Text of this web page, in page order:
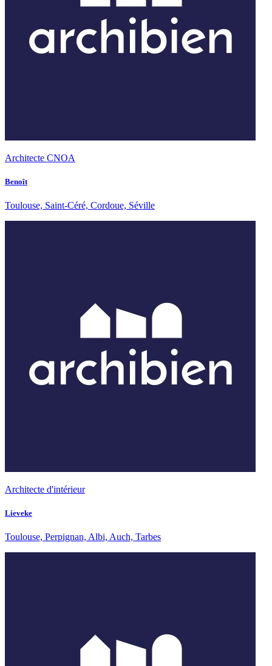
Architecte CNOA
Benoît
Toulouse, Saint-Céré, Cordoue, Séville
Architecte d'intérieur
Lieveke
Toulouse, Perpignan, Albi, Auch, Tarbes